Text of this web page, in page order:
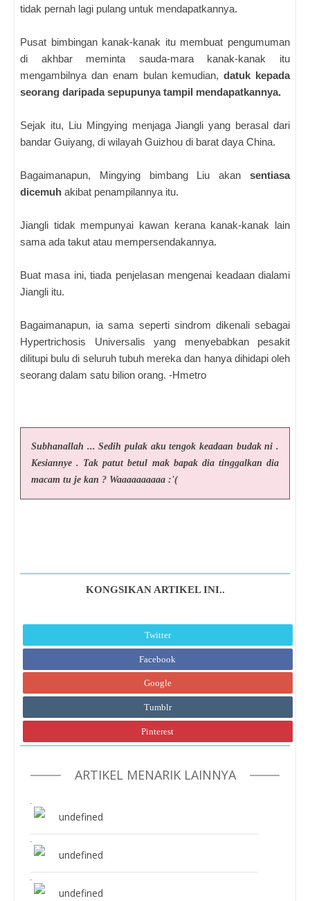
tidak pernah lagi pulang untuk mendapatkannya.
Pusat bimbingan kanak-kanak itu membuat pengumuman
di akhbar meminta sauda-mara kanak-kanak itu
mengambilnya dan enam bulan kemudian,datuk kepada
seorang daripada sepupunya tampil mendapatkannya.
Sejak itu, Liu Mingying menjaga Jiangli yang berasal dari
bandar Guiyang, di wilayah Guizhou di barat daya China.
Bagaimanapun, Mingying bimbang Liu akan sentiasa
dicemuh akibat penampilannya itu.
Jiangli tidak mempunyai kawan kerana kanak-kanak lain
sama ada takut atau mempersendakannya.
Buat masa ini, tiada penjelasan mengenai keadaan dialami
Jiangli itu.
Bagaimanapun, ia sama seperti sindrom dikenali sebagai
Hypertrichosis Universalis yang menyebabkan pesakit
dilitupi bulu di seluruh tubuh mereka dan hanya dihidapi oleh
seorang dalam satu bilion orang. -Hmetro
Subhanallah ... Sedih pulak aku tengok keadaan budak ni .
Kesiannye . Tak patut betul mak bapak dia tinggalkan dia
macam tu je kan ? Waaaaaaaaaa :'(
KONGSIKAN ARTIKEL INI..
Twitter
Facebook
Google
Tumblr
Pinterest
ARTIKEL MENARIK LAINNYA
undefined
undefined
undefined